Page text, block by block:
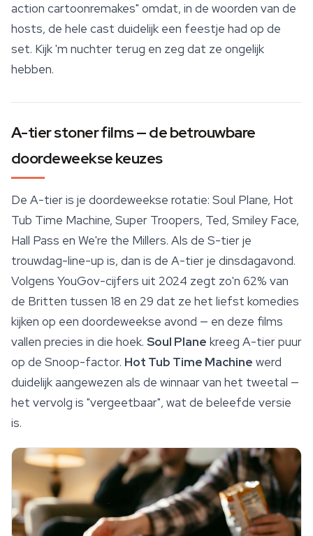
action cartoonremakes" omdat, in de woorden van de
hosts, de hele cast duidelijk een feestje had op de
set. Kijk 'm nuchter terug en zeg dat ze ongelijk
hebben.
A-tier stoner films — de betrouwbare
doordeweekse keuzes
De A-tier is je doordeweekse rotatie: Soul Plane, Hot
Tub Time Machine, Super Troopers, Ted, Smiley Face,
Hall Pass en We're the Millers. Als de S-tier je
trouwdag-line-up is, dan is de A-tier je dinsdagavond.
Volgens YouGov-cijfers uit 2024 zegt zo'n 62% van
de Britten tussen 18 en 29 dat ze het liefst komedies
kijken op een doordeweekse avond — en deze films
vallen precies in die hoek. Soul Plane kreeg A-tier puur
op de Snoop-factor. Hot Tub Time Machine werd
duidelijk aangewezen als de winnaar van het tweetal —
het vervolg is "vergeetbaar", wat de beleefde versie
is.